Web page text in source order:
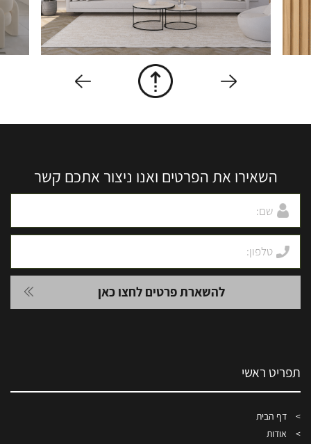
השאירו את הפרטים ואנו ניצור אתכם קשר
תפריט ראשי
דף הבית
אודות